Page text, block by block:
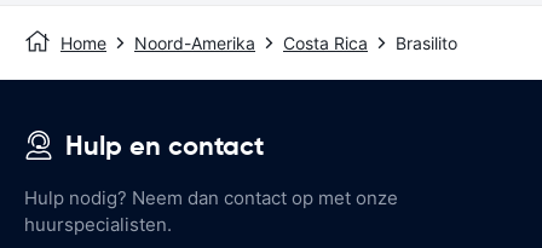
Home Noord-Amerika Costa Rica Brasilito
Hulp en contact
Hulp nodig? Neem dan contact op met onze
huurspecialisten.